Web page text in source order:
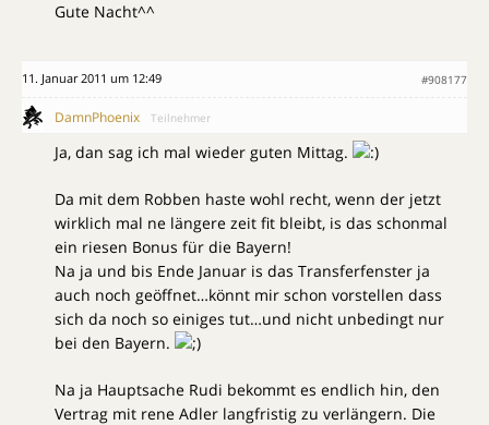
Gute Nacht^^
11. Januar 2011 um 12:49 #908177
DamnPhoenix Teilnehmer
Ja, dan sag ich mal wieder guten Mittag.
Da mit dem Robben haste wohl recht, wenn der jetzt
wirklich mal ne längere zeit fit bleibt, is das schonmal
ein riesen Bonus für die Bayern!
Na ja und bis Ende Januar is das Transferfenster ja
auch noch geöffnet…könnt mir schon vorstellen dass
sich da noch so einiges tut…und nicht unbedingt nur
bei den Bayern.
Na ja Hauptsache Rudi bekommt es endlich hin, den
Vertrag mit rene Adler langfristig zu verlängern. Die